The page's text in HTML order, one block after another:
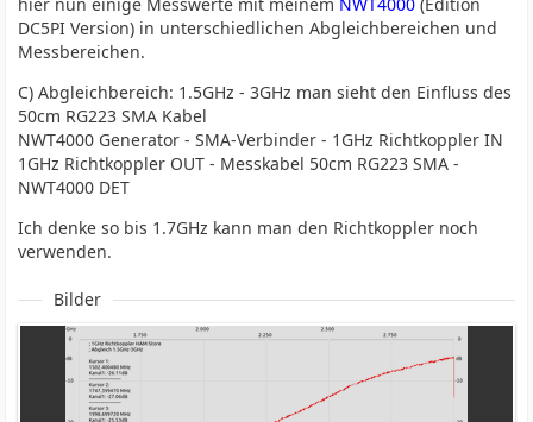
DC5PI Version) in unterschiedlichen Abgleichbereichen und
Messbereichen.
C) Abgleichbereich: 1.5GHz - 3GHz man sieht den Einfluss des
50cm RG223 SMA Kabel
NWT4000 Generator - SMA-Verbinder - 1GHz Richtkoppler IN
1GHz Richtkoppler OUT - Messkabel 50cm RG223 SMA -
NWT4000 DET
Ich denke so bis 1.7GHz kann man den Richtkoppler noch
verwenden.
Bilder